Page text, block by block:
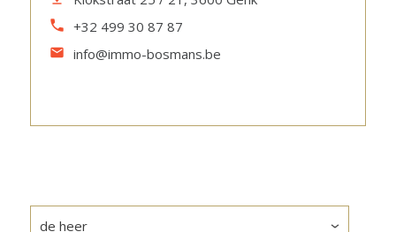
+32 499 30 87 87
info@immo-bosmans.be